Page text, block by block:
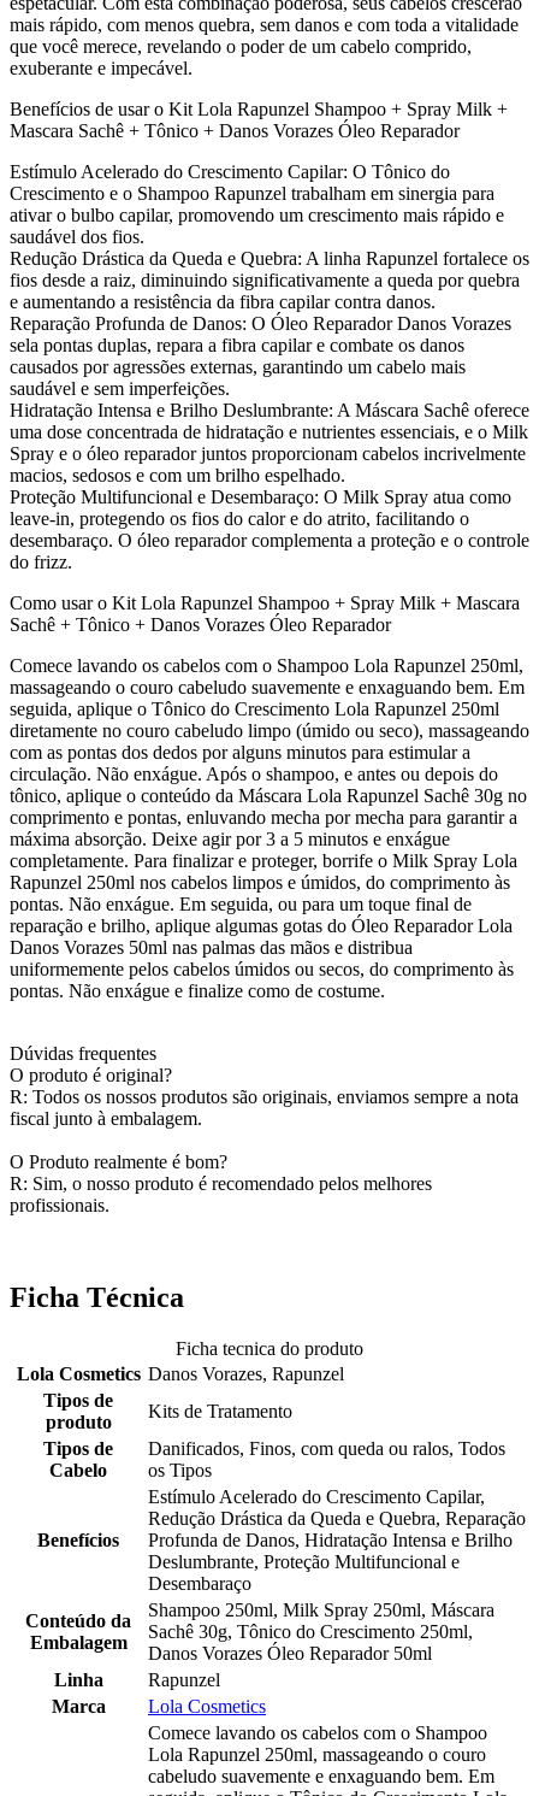
mais rápido, com menos quebra, sem danos e com toda a vitalidade
que você merece, revelando o poder de um cabelo comprido,
exuberante e impecável.
Benefícios de usar o Kit Lola Rapunzel Shampoo + Spray Milk +
Mascara Sachê + Tônico + Danos Vorazes Óleo Reparador
Estímulo Acelerado do Crescimento Capilar: O Tônico do
Crescimento e o Shampoo Rapunzel trabalham em sinergia para
ativar o bulbo capilar, promovendo um crescimento mais rápido e
saudável dos fios.
Redução Drástica da Queda e Quebra: A linha Rapunzel fortalece os
fios desde a raiz, diminuindo significativamente a queda por quebra
e aumentando a resistência da fibra capilar contra danos.
Reparação Profunda de Danos: O Óleo Reparador Danos Vorazes
sela pontas duplas, repara a fibra capilar e combate os danos
causados por agressões externas, garantindo um cabelo mais
saudável e sem imperfeições.
Hidratação Intensa e Brilho Deslumbrante: A Máscara Sachê oferece
uma dose concentrada de hidratação e nutrientes essenciais, e o Milk
Spray e o óleo reparador juntos proporcionam cabelos incrivelmente
macios, sedosos e com um brilho espelhado.
Proteção Multifuncional e Desembaraço: O Milk Spray atua como
leave-in, protegendo os fios do calor e do atrito, facilitando o
desembaraço. O óleo reparador complementa a proteção e o controle
do frizz.
Como usar o Kit Lola Rapunzel Shampoo + Spray Milk + Mascara
Sachê + Tônico + Danos Vorazes Óleo Reparador
Comece lavando os cabelos com o Shampoo Lola Rapunzel 250ml,
massageando o couro cabeludo suavemente e enxaguando bem. Em
seguida, aplique o Tônico do Crescimento Lola Rapunzel 250ml
diretamente no couro cabeludo limpo (úmido ou seco), massageando
com as pontas dos dedos por alguns minutos para estimular a
circulação. Não enxágue. Após o shampoo, e antes ou depois do
tônico, aplique o conteúdo da Máscara Lola Rapunzel Sachê 30g no
comprimento e pontas, enluvando mecha por mecha para garantir a
máxima absorção. Deixe agir por 3 a 5 minutos e enxágue
completamente. Para finalizar e proteger, borrife o Milk Spray Lola
Rapunzel 250ml nos cabelos limpos e úmidos, do comprimento às
pontas. Não enxágue. Em seguida, ou para um toque final de
reparação e brilho, aplique algumas gotas do Óleo Reparador Lola
Danos Vorazes 50ml nas palmas das mãos e distribua
uniformemente pelos cabelos úmidos ou secos, do comprimento às
pontas. Não enxágue e finalize como de costume.
Dúvidas frequentes
O produto é original?
R: Todos os nossos produtos são originais, enviamos sempre a nota
fiscal junto à embalagem.
O Produto realmente é bom?
R: Sim, o nosso produto é recomendado pelos melhores
profissionais.
Ficha Técnica
Ficha tecnica do produto
Lola Cosmetics Danos Vorazes, Rapunzel
Tipos de
produto
Kits de Tratamento
Tipos de
Cabelo
Danificados, Finos, com queda ou ralos, Todos
os Tipos
Benefícios
Estímulo Acelerado do Crescimento Capilar,
Redução Drástica da Queda e Quebra, Reparação
Profunda de Danos, Hidratação Intensa e Brilho
Deslumbrante, Proteção Multifuncional e
Desembaraço
Conteúdo da
Embalagem
Shampoo 250ml, Milk Spray 250ml, Máscara
Sachê 30g, Tônico do Crescimento 250ml,
Danos Vorazes Óleo Reparador 50ml
Linha
Rapunzel
Marca
Lola Cosmetics
Comece lavando os cabelos com o Shampoo
Lola Rapunzel 250ml, massageando o couro
cabeludo suavemente e enxaguando bem. Em